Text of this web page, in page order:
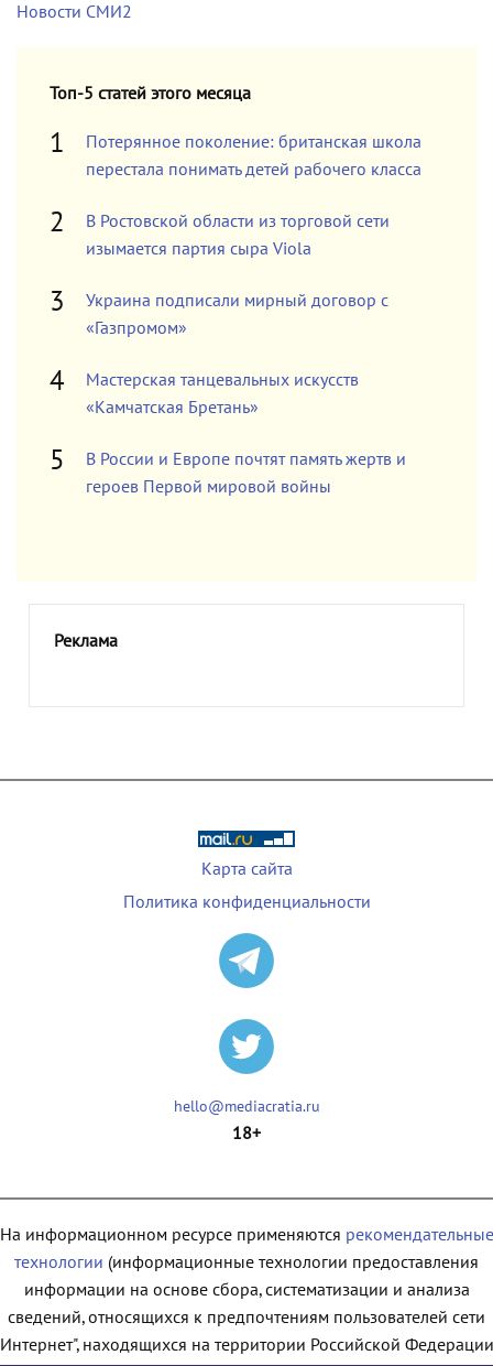
Новости СМИ2
Топ-5 статей этого месяца
Потерянное поколение: британская школа
перестала понимать детей рабочего класса
В Ростовской области из торговой сети
изымается партия сыра Viola
Украина подписали мирный договор с
«Газпромом»
Мастерская танцевальных искусств
«Камчатская Бретань»
В России и Европе почтят память жертв и
героев Первой мировой войны
Реклама
Карта сайта
Политика конфиденциальности
hello@mediacratia.ru
18+
На информационном ресурсе применяются рекомендательные
технологии (информационные технологии предоставления
информации на основе сбора, систематизации и анализа
сведений, относящихся к предпочтениям пользователей сети
находящихся на территории Российской